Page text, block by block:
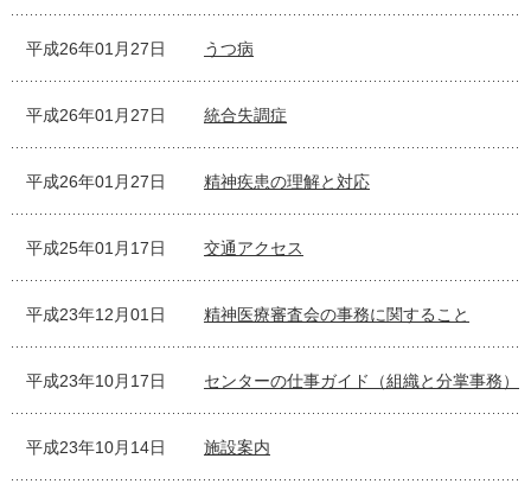
平成26年01月27日 うつ病
平成26年01月27日 統合失調症
平成26年01月27日 精神疾患の理解と対応
平成25年01月17日 交通アクセス
平成23年12月01日 精神医療審査会の事務に関すること
平成23年10月17日 センターの仕事ガイド（組織と分掌事務）
平成23年10月14日 施設案内